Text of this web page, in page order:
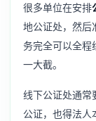
很多单位在安排
地公证处，然后
务完全可以全程
一大截。
线下公证处通常
公证，也得法人